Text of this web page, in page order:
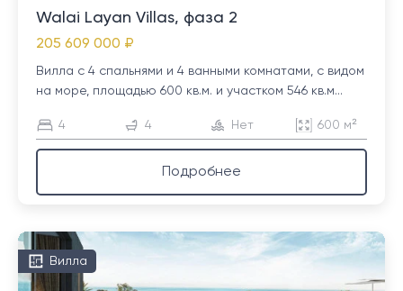
Walai Layan Villas, фаза 2
205 609 000 ₽
Вилла с 4 спальнями и 4 ванными комнатами, с видом
на море, площадью 600 кв.м. и участком 546 кв.м...
4 4 Нет 600 м²
Подробнее
Вилла